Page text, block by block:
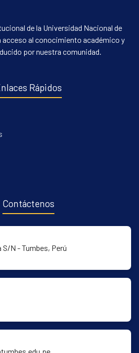
de la Universidad Nacional de
al conocimiento académico y
por nuestra comunidad.
Rápidos
Contáctenos
N - Tumbes, Perú